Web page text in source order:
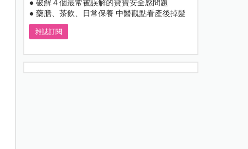
● 破解４個最常被誤解的寶寶安全感問題
● 藥膳、茶飲、日常保養 中醫觀點看產後掉髮
雜誌訂閱